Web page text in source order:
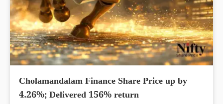
Cholamandalam Finance Share Price up by
4.26%; Delivered 156% return